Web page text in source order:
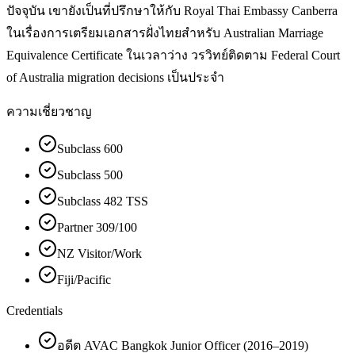
ปัจจุบัน เขายังเป็นที่ปรึกษาให้กับ Royal Thai Embassy Canberra
ในเรื่องการเตรียมเอกสารฝั่งไทยสำหรับ Australian Marriage
Equivalence Certificate ในเวลาว่าง วรวิทย์ติดตาม Federal Court
of Australia migration decisions เป็นประจำ
ความเชี่ยวชาญ
Subclass 600
Subclass 500
Subclass 482 TSS
Partner 309/100
NZ Visitor/Work
Fiji/Pacific
Credentials
อดีต AVAC Bangkok Junior Officer (2016–2019)